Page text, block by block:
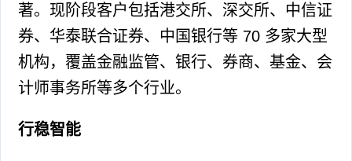
著。现阶段客户包括港交所、深交所、中信证
券、华泰联合证券、中国银行等 70 多家大型
机构，覆盖金融监管、银行、券商、基金、会
计师事务所等多个行业。
行稳智能